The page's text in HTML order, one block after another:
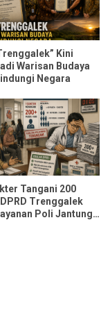
Kini
Warisan Budaya
Negara
Tangani 200
Trenggalek
Poli Jantung